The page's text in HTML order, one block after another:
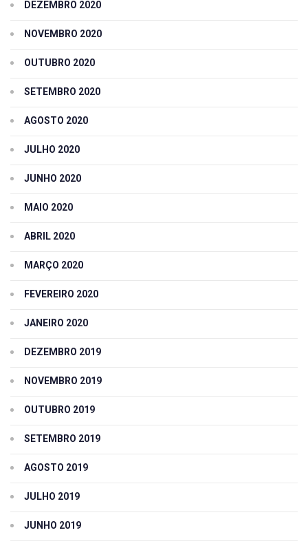
DEZEMBRO 2020
NOVEMBRO 2020
OUTUBRO 2020
SETEMBRO 2020
AGOSTO 2020
JULHO 2020
JUNHO 2020
MAIO 2020
ABRIL 2020
MARÇO 2020
FEVEREIRO 2020
JANEIRO 2020
DEZEMBRO 2019
NOVEMBRO 2019
OUTUBRO 2019
SETEMBRO 2019
AGOSTO 2019
JULHO 2019
JUNHO 2019